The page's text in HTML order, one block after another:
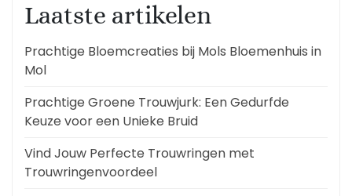
Laatste artikelen
Prachtige Bloemcreaties bij Mols Bloemenhuis in
Mol
Prachtige Groene Trouwjurk: Een Gedurfde
Keuze voor een Unieke Bruid
Vind Jouw Perfecte Trouwringen met
Trouwringenvoordeel